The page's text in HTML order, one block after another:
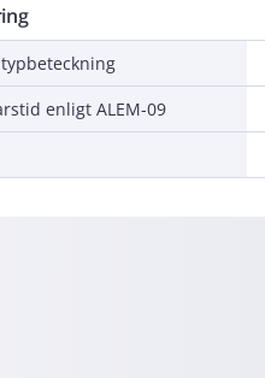
enligt ALEM-09